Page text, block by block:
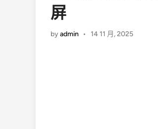
屏
byadmin • 14 11 月, 2025